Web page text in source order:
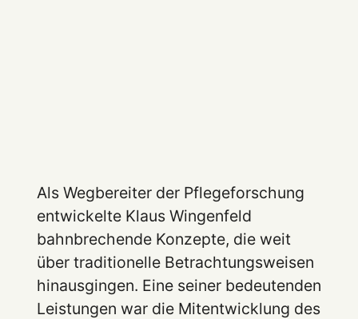
Als Wegbereiter der Pflegeforschung
entwickelte Klaus Wingenfeld
bahnbrechende Konzepte, die weit
über traditionelle Betrachtungsweisen
hinausgingen. Eine seiner bedeutenden
Leistungen war die Mitentwicklung des